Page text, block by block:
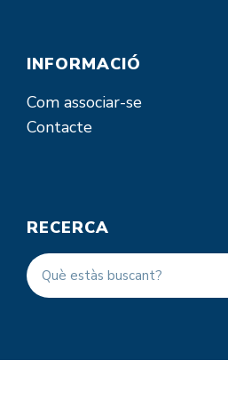
INFORMACIÓ
Com associar-se
Contacte
RECERCA